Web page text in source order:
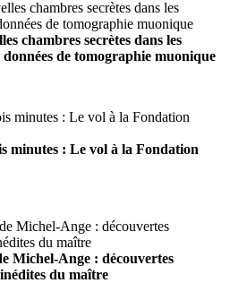
chambres secrètes dans les
de tomographie muonique
minutes : Le vol à la Fondation
Michel-Ange : découvertes
du maître